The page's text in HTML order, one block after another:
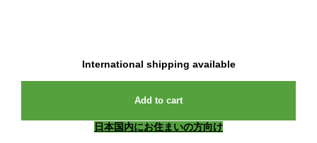
International shipping available
Add to cart
日本国内にお住まいの方向け